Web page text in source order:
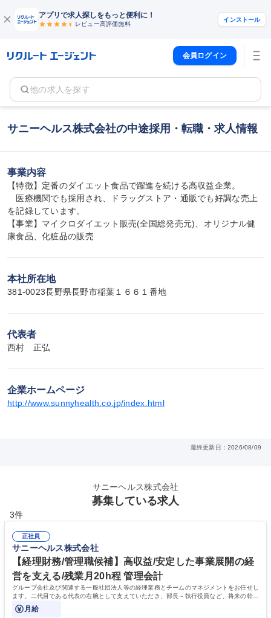
アプリで求人探しをもっと便利に！
レビュー高評価無料
インストール
会員ログイン
他の求人を探す
サニーヘルス株式会社の中途採用・転職・求人情報
事業内容
【特徴】定番のダイエット食品で躍進を続ける高収益企業。
医療機関でも採用され、ドラッグストア・通販でも好調な売上
を記録しています。
【事業】マイクロダイエット販売(全国総発売元)、オリジナル健
康食品、化粧品の販売
本社所在地
381-0023長野県長野市稲葉１６６１番地
代表者
西村　正弘
企業ホームページ
http://www.sunnyhealth.co.jp/index.html
最終更新日：2026/08/09
サニーヘルス株式会社
募集している求人
3件
正社員
サニーヘルス株式会社
【経理財務/管理職候補】高収益/安定した事業展開の経
営を支える/残業月20h程 管理会計
グループ会社及び関連する一般社団法人等の経理業務とチームのマネジメントをお任せし
ます。二代目である代表の右腕として支えていただき、部長～執行役員など、将来の幹部
候補としての活躍を期待します。
月給